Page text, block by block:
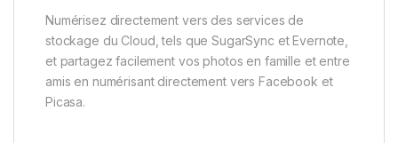
Numérisez directement vers des services de
stockage du Cloud, tels que SugarSync et Evernote,
et partagez facilement vos photos en famille et entre
amis en numérisant directement vers Facebook et
Picasa.